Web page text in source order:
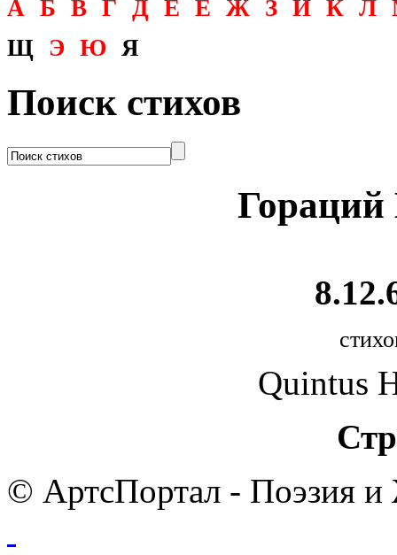
А Б В Г Д Е Ё Ж З И К Л
Щ
Э Ю Я
Поиск стихов
Quintus
© АртсПортал - Поэзия